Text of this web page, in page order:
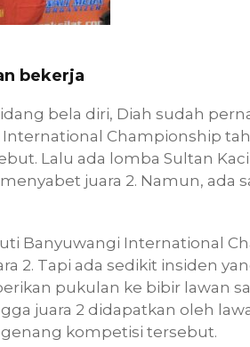
bekerja
bela diri, Diah sudah
Championship
Lalu ada lomba Sultan
menyabet juara 2. Namun,
Banyuwangi International
2. Tapi ada sedikit insiden
pukulan ke bibir lawan
juara 2 didapatkan oleh
kompetisi tersebut.